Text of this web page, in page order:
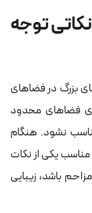
توجه
بزرگ در فضاهای
فضاهای محدود
نشود. هنگام
مناسب یکی از نکات
باشد، زیبایی